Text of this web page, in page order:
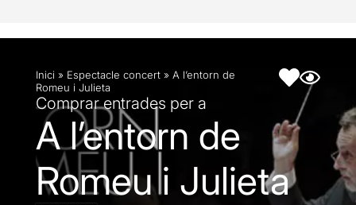
Inici » Espectacle concert » A l’entorn de
Romeu i Julieta
Comprar entrades per a
A l’entorn de
Romeu i Julieta